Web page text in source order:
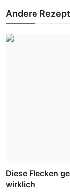
Andere
Diese Flecken
wirklich